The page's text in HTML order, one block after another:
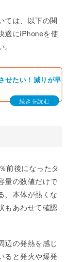
ては、以下の関
適にiPhoneを使
せたい！減りが早
前後になったタ
量の数値だけで
、本体が熱くな
もあわせて確認
辺の発熱を感じ
ると発火や爆発